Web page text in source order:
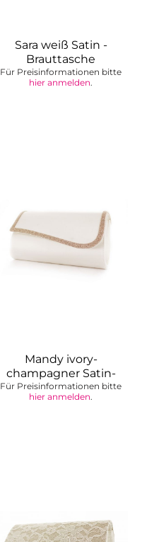
Sara weiß Satin -
Brauttasche
Für Preisinformationen bitte
hier anmelden.
Mandy ivory-
champagner Satin-
Glitter -...
Für Preisinformationen bitte
hier anmelden.